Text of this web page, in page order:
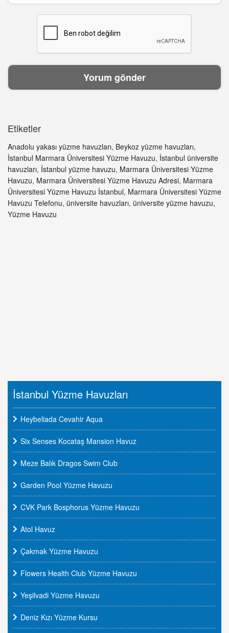
Etiketler
Anadolu yakası yüzme havuzları, Beykoz yüzme havuzları,
İstanbul Marmara Üniversitesi Yüzme Havuzu, İstanbul üniversite
havuzları, İstanbul yüzme havuzu, Marmara Üniversitesi Yüzme
Havuzu, Marmara Üniversitesi Yüzme Havuzu Adresi, Marmara
Üniversitesi Yüzme Havuzu İstanbul, Marmara Üniversitesi Yüzme
Havuzu Telefonu, üniversite havuzları, üniversite yüzme havuzu,
Yüzme Havuzu
İstanbul Yüzme Havuzları
Heybeliada Cevahir Aqua
Six Senses Kocataş Mansion Havuz
Meze Balık Dragos Swim Club
Garden Pool Yüzme Havuzu
CVK Park Bosphorus Yüzme Havuzu
Atol Havuz
Çakmak Yüzme Havuzu
Flowers Health Club Yüzme Havuzu
Yeşilvadi Yüzme Havuzu
Deniz Kızı Yüzme Kursu